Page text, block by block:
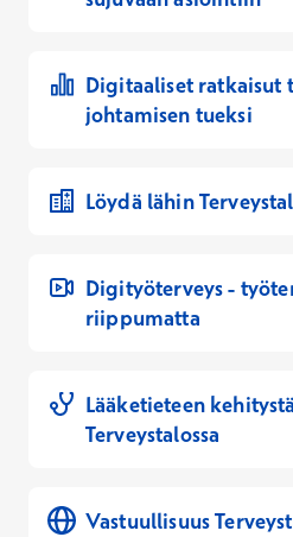
Digitaaliset ratkaisut
johtamisen tueksi
Löydä lähin
Digityöterveys -
riippumatta
Lääketieteen
Terveystalossa
Vastuullisuus